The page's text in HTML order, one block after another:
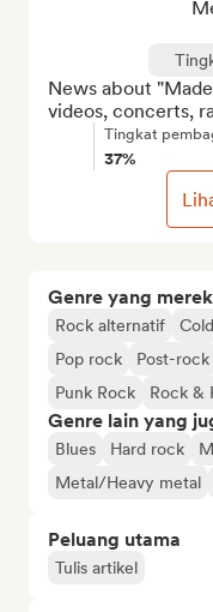
Genre yang
Rock alternatif
Pop rock
Post-rock
Punk Rock
Rock &
Genre lain yang
Blues Hard rock
Metal/Heavy metal
Peluang utama
Tulis artikel
News about
videos, concerts,
Tingkat
37%